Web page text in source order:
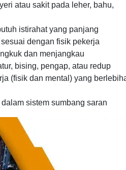
atau sakit pada leher, bahu,
istirahat yang panjang
dengan fisik pekerja
dan menjangkau
bising, pengap, atau redup
(fisik dan mental) yang
sistem sumbang saran